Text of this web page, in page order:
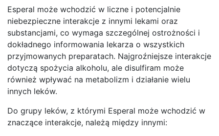
Esperal może wchodzić w liczne i potencjalnie
niebezpieczne interakcje z innymi lekami oraz
substancjami, co wymaga szczególnej ostrożności i
dokładnego informowania lekarza o wszystkich
przyjmowanych preparatach. Najgroźniejsze interakcje
dotyczą spożycia alkoholu, ale disulfiram może
również wpływać na metabolizm i działanie wielu
innych leków.
Do grupy leków, z którymi Esperal może wchodzić w
znaczące interakcje, należą między innymi: